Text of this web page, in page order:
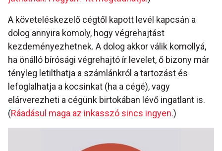
A követeléskezelő cégtől kapott levél kapcsán a
dolog annyira komoly, hogy végrehajtást
kezdeményezhetnek. A dolog akkor válik komollyá,
ha önálló bírósági végrehajtó ír levelet, ő bizony már
tényleg letilthatja a számlánkról a tartozást és
lefoglalhatja a kocsinkat (ha a cégé), vagy
elárverezheti a cégünk birtokában lévő ingatlant is.
(Ráadásul maga az inkasszó sincs ingyen.)